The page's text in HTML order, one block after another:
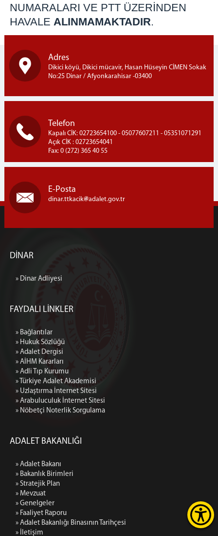
NUMARALARI VE PTT ÜZERİNDEN
HAVALE ALINMAMAKTADIR.
Adres
Dikici köyü, Dikici mücavir, Hasan Hüseyin CİMEN Sokak
No:25 Dinar / Afyonkarahisar -03400
Telefon
Kapalı CİK: 02723654100 - 05077607211 - 05351071291
Açık CİK : 02723654041
Fax: 0 (272) 365 40 55
E-Posta
dinar.ttkacik adalet.gov.tr
DİNAR
» Dinar Adliyesi
FAYDALI LİNKLER
» Bağlantılar
» Hukuk Sözlüğü
» Adalet Dergisi
» AİHM Kararları
» Adli Tıp Kurumu
» Türkiye Adalet Akademisi
» Uzlaştırma İnternet Sitesi
» Arabuluculuk İnternet Sitesi
» Nöbetçi Noterlik Sorgulama
ADALET BAKANLIĞI
» Adalet Bakanı
» Bakanlık Birimleri
» Stratejik Plan
» Mevzuat
» Genelgeler
» Faaliyet Raporu
» Adalet Bakanlığı Binasının Tarihçesi
» İletişim